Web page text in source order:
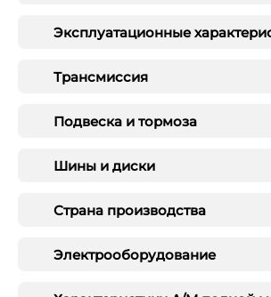
Эксплуатационные
Трансмиссия
Подвеска и тормоза
Шины и диски
Страна производства
Электрооборудование